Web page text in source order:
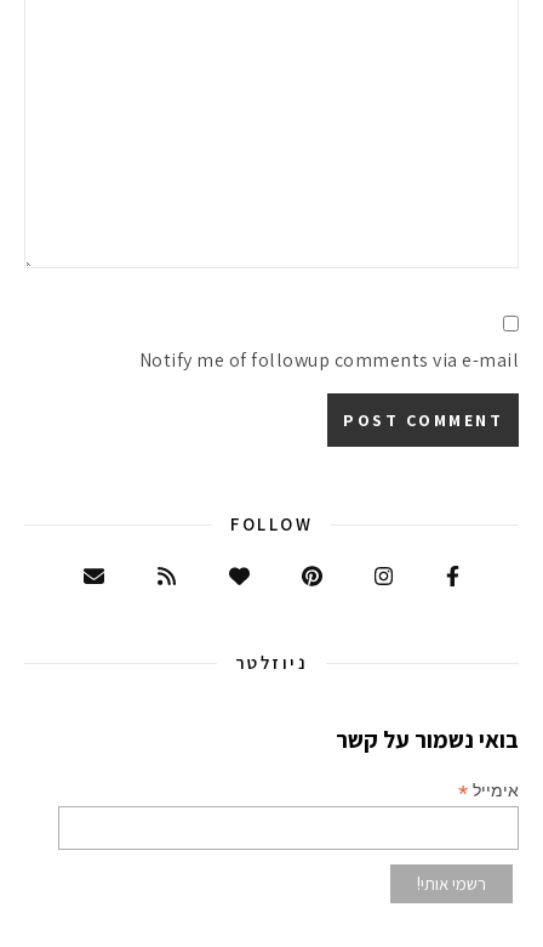
Notify me of followup comments via e-mail
FOLLOW
ניוזלטר
בואי נשמור על קשר
אימייל *